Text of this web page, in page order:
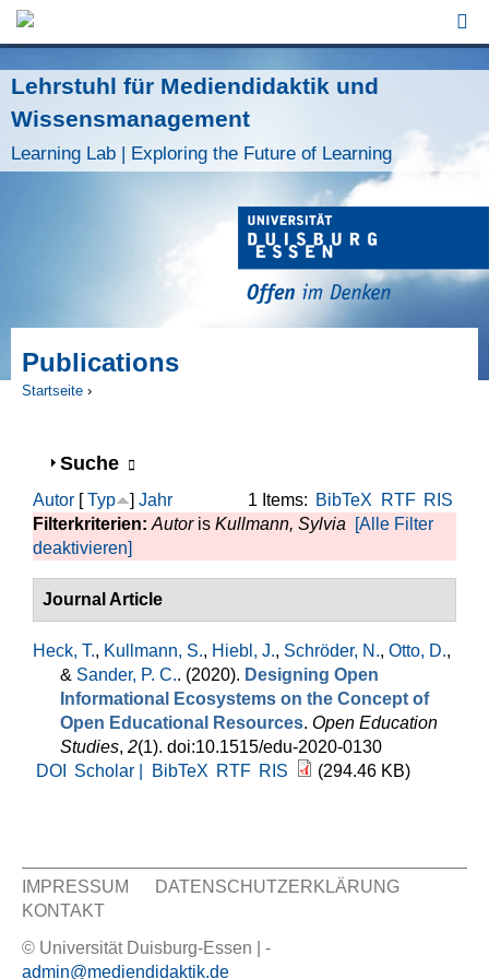
Lehrstuhl für Mediendidaktik und
Wissensmanagement
Learning Lab | Exploring the Future of Learning
Publications
Startseite ›
Anzeigen
Suche
1 Items: BibTeX RTF RIS
Autor [Typ ] Jahr
Filterkriterien: Autoris Kullmann, Sylvia
[Alle Filter
deaktivieren]
Journal Article
Heck, T., Kullmann, S., Hiebl, J., Schröder, N., Otto, D.,
& Sander, P. C.. (2020). Designing Open
Informational Ecosystems on the Concept of
Open Educational Resources. Open Education
Studies, 2(1). doi:10.1515/edu-2020-0130
DOI
Scholar | BibTeX RTF RIS (294.46 KB)
Sekundär Menü
IMPRESSUM
DATENSCHUTZERKLÄRUNG
KONTAKT
© Universität Duisburg-Essen | -
admin@mediendidaktik.de